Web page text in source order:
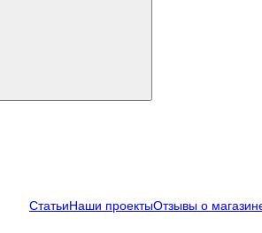
СтатьиНаши проектыОтзывы о